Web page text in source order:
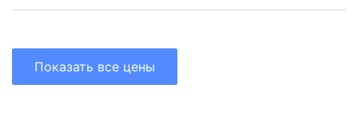
Показать все цены